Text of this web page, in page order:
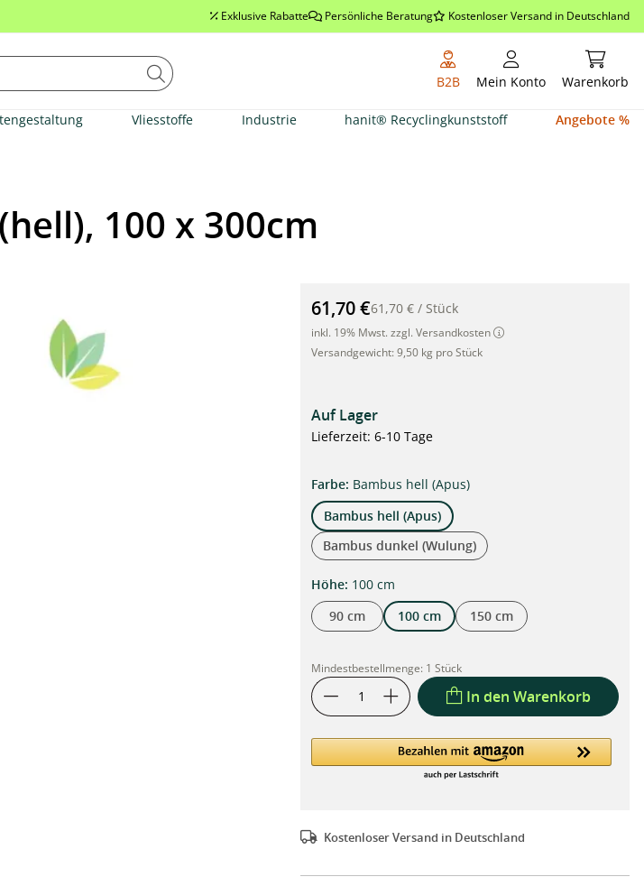
Exklusive Rabatte Persönliche Beratung Kostenloser Versand in Deutschland
B2B Mein Konto Warenkorb
Vliesstoffe Industrie hanit® Recyclingkunststoff Angebote %
100 x 300cm
Balkon Sichtschutz aus Bambus (hell), 100 x 300cm"
61,70 €61,70 € / Stück
inkl. 19% Mwst. zzgl. Versandkosten
Versandgewicht: 9,50 kg pro Stück
Auf Lager
Lieferzeit: 6-10 Tage
Farbeauswählen
: Bambus hell (Apus)
Bambus hell (Apus)
Bambus dunkel (Wulung)
Höheauswählen
: 100 cm
90 cm
100 cm 150 cm
Mindestbestellmenge: 1 Stück
In den Warenkorb
Kostenloser Versand in Deutschland